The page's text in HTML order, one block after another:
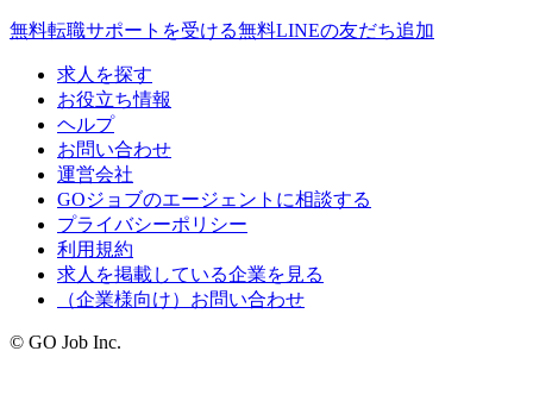
無料転職サポートを受ける無料LINEの友だち追加
求人を探す
お役立ち情報
ヘルプ
お問い合わせ
運営会社
GOジョブのエージェントに相談する
プライバシーポリシー
利用規約
求人を掲載している企業を見る
（企業様向け）お問い合わせ
© GO Job Inc.